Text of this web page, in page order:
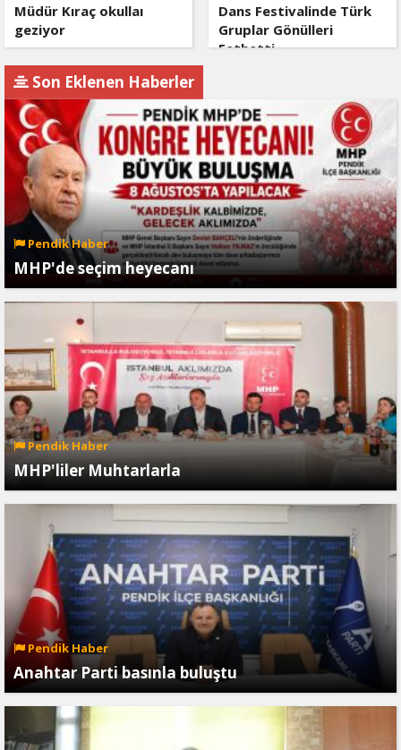
Müdür Kıraç okullaı
geziyor
Dans Festivalinde Türk
Gruplar Gönülleri
Fethetti
Son Eklenen Haberler
Pendik Haber
MHP'de seçim heyecanı
Pendik Haber
MHP'liler Muhtarlarla
Pendik Haber
Anahtar Parti basınla buluştu